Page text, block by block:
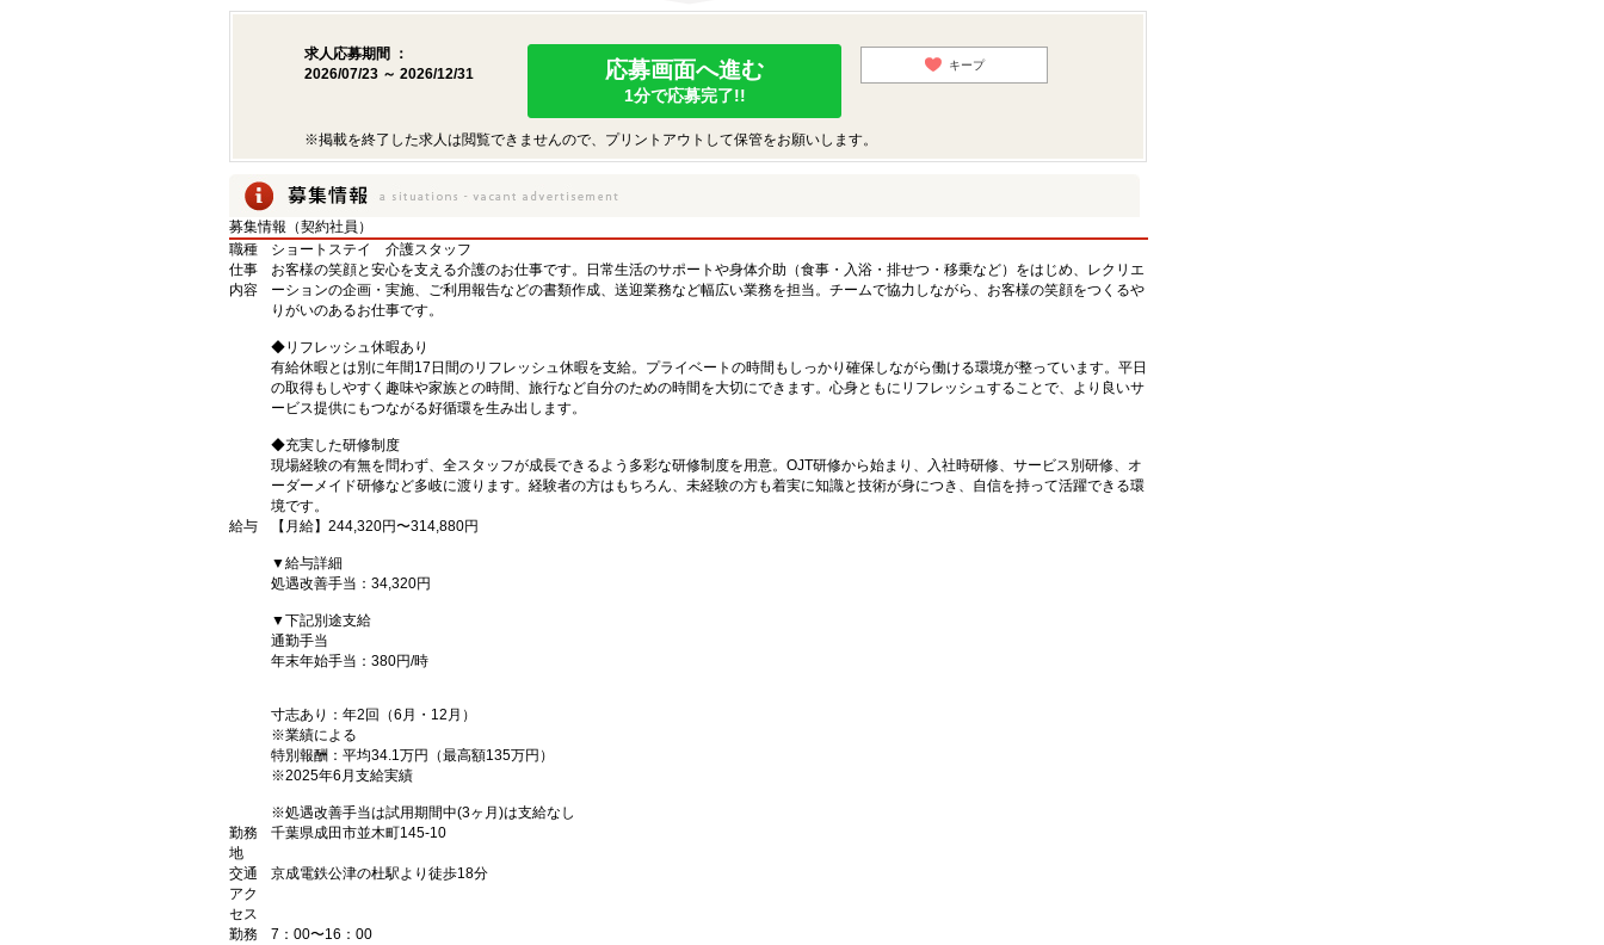
求人応募期間 ：
2026/07/23 ～ 2026/12/31
応募画面へ進む
1分で応募完了!!
キープ
※掲載を終了した求人は閲覧できませんので、プリントアウトして保管をお願いします。
募集情報（契約社員）
職種
ショートステイ 介護スタッフ
仕事
内容
お客様の笑顔と安心を支える介護のお仕事です。日常生活のサポートや身体介助（食事・入浴・排せつ・移乗など）をはじめ、レクリエ
ーションの企画・実施、ご利用報告などの書類作成、送迎業務など幅広い業務を担当。チームで協力しながら、お客様の笑顔をつくるや
りがいのあるお仕事です。
◆リフレッシュ休暇あり
有給休暇とは別に年間17日間のリフレッシュ休暇を支給。プライベートの時間もしっかり確保しながら働ける環境が整っています。平日
の取得もしやすく趣味や家族との時間、旅行など自分のための時間を大切にできます。心身ともにリフレッシュすることで、より良いサ
ービス提供にもつながる好循環を生み出します。
◆充実した研修制度
現場経験の有無を問わず、全スタッフが成長できるよう多彩な研修制度を用意。OJT研修から始まり、入社時研修、サービス別研修、オ
ーダーメイド研修など多岐に渡ります。経験者の方はもちろん、未経験の方も着実に知識と技術が身につき、自信を持って活躍できる環
境です。
給与
【月給】244,320円〜314,880円
▼給与詳細
処遇改善手当：34,320円
▼下記別途支給
通勤手当
年末年始手当：380円/時
寸志あり：年2回（6月・12月）
※業績による
特別報酬：平均34.1万円（最高額135万円）
※2025年6月支給実績
※処遇改善手当は試用期間中(3ヶ月)は支給なし
勤務
地
千葉県成田市並木町145-10
交通
アク
セス
京成電鉄公津の杜駅より徒歩18分
勤務
7：00〜16：00